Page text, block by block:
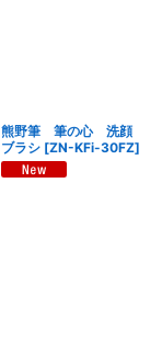
熊野筆 筆の心 洗顔
ブラシ [ZN-KFi-30FZ]